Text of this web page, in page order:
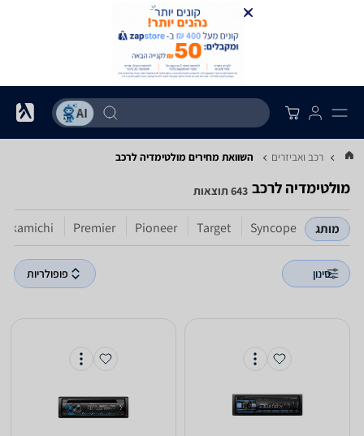
רכב ואביזרים השוואת מחירים מולטימדיה לרכב
מולטימדיה לרכב 643 תוצאות
מותג Syncope
Target
Pioneer
Premier
סינון פופולריות